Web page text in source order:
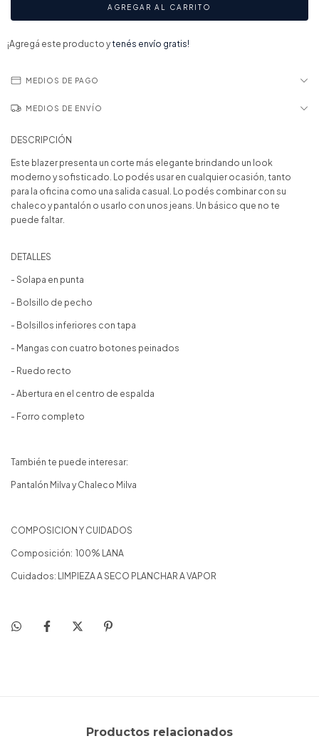
¡Agregá este producto ytenés envío gratis!
MEDIOS DE PAGO
MEDIOS DE ENVÍO
DESCRIPCIÓN
Este blazer presenta un corte más elegante brindando un look
moderno y sofisticado. Lo podés usar en cualquier ocasión, tanto
para la oficina como una salida casual. Lo podés combinar con su
chaleco y pantalón o usarlo con unos jeans. Un básico que no te
puede faltar.
DETALLES
- Solapa en punta
- Bolsillo de pecho
- Bolsillos inferiores con tapa
- Mangas con cuatro botones peinados
- Ruedo recto
- Abertura en el centro de espalda
- Forro completo
También te puede interesar:
Pantalón Milva y Chaleco Milva
COMPOSICION Y CUIDADOS
Composición: 100% LANA
Cuidados: LIMPIEZA A SECO PLANCHAR A VAPOR
Productos relacionados